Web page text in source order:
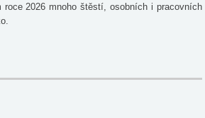
roce 2026 mnoho štěstí, osobních i pracovních